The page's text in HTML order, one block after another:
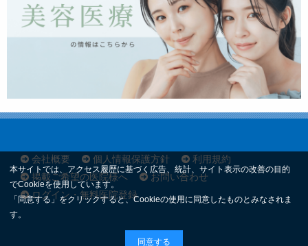
会社概要 個人情報保護方針
利用規約
掲載ご希望の医院様へ
お問い合わせ
ログイン・無料医院登録
本サイトでは、アクセス履歴に基づく広告、統計、サイト表示の改善の目的
でCookieを使用しています。
「同意する」をクリックすると、Cookieの使用に同意したものとみなされま
す。
同意する